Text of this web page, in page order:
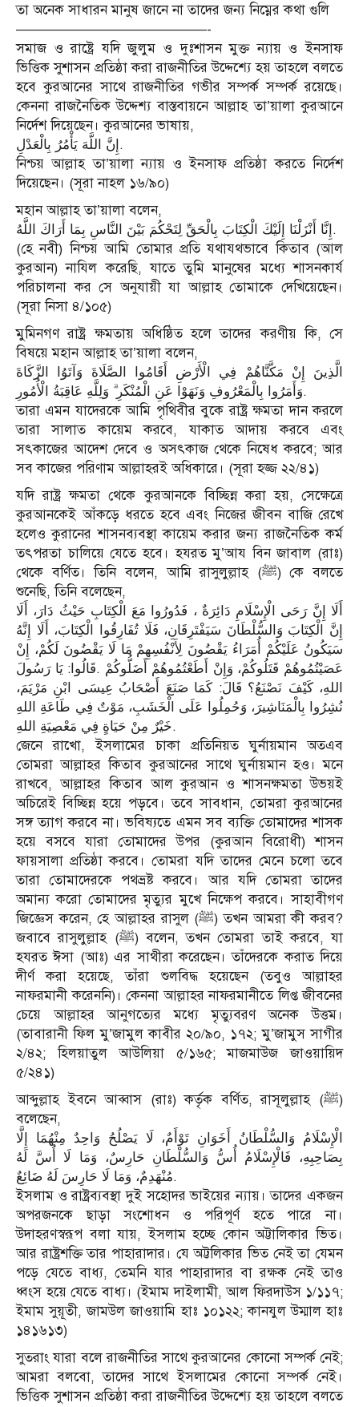
তা অনেক সাধারন মানুষ জানে না তাদের জন্য নিম্নের কথা গুলি
——————————————-
সমাজ ও রাষ্ট্রে যদি জুলুম ও দুঃশাসন মুক্ত ন্যায় ও ইনসাফ
ভিত্তিক সুশাসন প্রতিষ্ঠা করা রাজনীতির উদ্দেশ্যে হয় তাহলে বলতে
হবে কুরআনের সাথে রাজনীতির গভীর সম্পর্ক সম্পর্ক রয়েছে।
কেননা রাজনৈতিক উদ্দেশ্য বাস্তবায়নে আল্লাহ তা’য়ালা কুরআনে
নির্দেশ দিয়েছেন। কুরআনের ভাষায়,
إِنَّ اللَّهَ يَأْمُرُ بِالْعَدْلِ.
নিশ্চয় আল্লাহ তা’য়ালা ন্যায় ও ইনসাফ প্রতিষ্ঠা করতে নির্দেশ
দিয়েছেন। (সূরা নাহল ১৬/৯০)
মহান আল্লাহ তা’য়ালা বলেন,
إِنَّا أَنْزَلْنَا إِلَيْكَ الْكِتَابَ بِالْحَقِّ لِتَحْكُمَ بَيْنَ النَّاسِ بِمَا أَرَاكَ اللَّهُ.
(হে নবী) নিশ্চয় আমি তোমার প্রতি যথাযথভাবে কিতাব (আল
কুরআন) নাযিল করেছি, যাতে তুমি মানুষের মধ্যে শাসনকার্য
পরিচালনা কর সে অনুযায়ী যা আল্লাহ তোমাকে দেখিয়েছেন।
(সূরা নিসা ৪/১০৫)
মুমিনগণ রাষ্ট্র ক্ষমতায় অধিষ্ঠিত হলে তাদের করণীয় কি, সে
বিষয়ে মহান আল্লাহ তা’য়ালা বলেন,
الَّذِينَ إِنْ مَكَّنَّاهُمْ فِي الْأَرْضِ أَقَامُوا الصَّلَاةَ وَآتَوُا الزَّكَاةَ
وَأَمَرُوا بِالْمَعْرُوفِ وَنَهَوْا عَنِ الْمُنْكَرِ ۗ وَلِلَّهِ عَاقِبَةُ الْأُمُورِ.
তারা এমন যাদেরকে আমি পৃথিবীর বুকে রাষ্ট্র ক্ষমতা দান করলে
তারা সালাত কায়েম করবে, যাকাত আদায় করবে এবং
সৎকাজের আদেশ দেবে ও অসৎকাজ থেকে নিষেধ করবে; আর
সব কাজের পরিণাম আল্লাহরই অধিকারে। (সূরা হজ্জ ২২/৪১)
যদি রাষ্ট্র ক্ষমতা থেকে কুরআনকে বিচ্ছিন্ন করা হয়, সেক্ষেত্রে
কুরআনকেই আঁকড়ে ধরতে হবে এবং নিজের জীবন বাজি রেখে
হলেও কুরানের শাসনব্যবস্থা কায়েম করার জন্য রাজনৈতিক কর্ম
তৎপরতা চালিয়ে যেতে হবে। হযরত মু’আয বিন জাবাল (রাঃ)
থেকে বর্ণিত। তিনি বলেন, আমি রাসুলুল্লাহ (ﷺ) কে বলতে
শুনেছি, তিনি বলেছেন,
أَلَا إِنَّ رَحَى الْإِسْلَامِ دَائِرَةٌ ، فَدُورُوا مَعَ الْكِتَابِ حَيْثُ دَارَ، أَلَا
إِنَّ الْكِتَابَ وَالسُّلْطَانَ سَيَفْتَرِقَانِ، فَلَا تُفَارِقُوا الْكِتَابَ، أَلَا إِنَّهُ
سَيَكُونُ عَلَيْكُمْ أُمَرَاءُ يَقْضُونَ لِأَنْفُسِهِمْ مَا لَا يَقْضُونَ لَكُمْ، إِنْ
عَصَيْتُمُوهُمْ قَتَلُوكُمْ، وَإِنْ أَطَعْتُمُوهُمْ أَضَلُّوكُمْ .قَالُوا: يَا رَسُولَ
اللهِ، كَيْفَ نَصْنَعُ؟ قَالَ: كَمَا صَنَعَ أَصْحَابُ عِيسَى ابْنِ مَرْيَمَ،
نُشِرُوا بِالْمَنَاشِيرَ، وَحُمِلُوا عَلَى الْخَشَبِ، مَوْتٌ فِي طَاعَةِ اللهِ
خَيْرٌ مِنْ حَيَاةٍ فِي مَعْصِيَةِ اللهِ.
জেনে রাখো, ইসলামের চাকা প্রতিনিয়ত ঘুর্নায়মান অতএব
তোমরা আল্লাহর কিতাব কুরআনের সাথে ঘুর্নায়মান হও। মনে
রাখবে, আল্লাহর কিতাব আল কুরআন ও শাসনক্ষমতা উভয়ই
অচিরেই বিচ্ছিন্ন হয়ে পড়বে। তবে সাবধান, তোমরা কুরআনের
সঙ্গ ত্যাগ করবে না। ভবিষ্যতে এমন সব ব্যক্তি তোমাদের শাসক
হয়ে বসবে যারা তোমাদের উপর (কুরআন বিরোধী) শাসন
ফায়সালা প্রতিষ্ঠা করবে। তোমরা যদি তাদের মেনে চলো তবে
তারা তোমাদেরকে পথভ্রষ্ট করবে। আর যদি তোমরা তাদের
অমান্য করো তোমাদের মৃত্যুর মুখে নিক্ষেপ করবে। সাহাবীগণ
জিজ্ঞেস করেন, হে আল্লাহর রাসুল (ﷺ) তখন আমরা কী করব?
জবাবে রাসুলুল্লাহ (ﷺ) বলেন, তখন তোমরা তাই করবে, যা
হযরত ঈসা (আঃ) এর সাথীরা করেছেন। তাঁদেরকে করাত দিয়ে
দীর্ণ করা হয়েছে, তাঁরা শুলবিদ্ধ হয়েছেন (তবুও আল্লাহর
নাফরমানী করেননি)। কেননা আল্লাহর নাফরমানীতে লিপ্ত জীবনের
চেয়ে আল্লাহর আনুগত্যের মধ্যে মৃত্যুবরণ অনেক উত্তম।
(তাবারানী ফিল মু’জামুল কাবীর ২০/৯০, ১৭২; মু’জামুস সাগীর
২/৪২; হিলয়াতুল আউলিয়া ৫/১৬৫; মাজমাউজ জাওয়ায়িদ
৫/২৪১)
আব্দুল্লাহ ইবনে আব্বাস (রাঃ) কর্তৃক বর্ণিত, রাসূলুল্লাহ (ﷺ)
বলেছেন,
الْإِسْلَامُ وَالسُّلْطَانُ أَخَوَانِ تَوْأَمٌ، لَا يَصْلُحُ وَاحِدٌ مِنْهُمَا إِلَّا
بِصَاحِبِهِ، فَالْإِسْلَامُ أُسُّ وَالسُّلْطَانِ حَارِسٌ، وَمَا لَا أُسَّ لَهُ
مُنْهَدِمٌ، وَمَا لَا حَارِسَ لَهُ ضَائِعٌ.
ইসলাম ও রাষ্ট্রব্যবস্থা দুই সহোদর ভাইয়ের ন্যায়। তাদের একজন
অপরজনকে ছাড়া সংশোধন ও পরিপূর্ণ হতে পারে না।
উদাহরণস্বরূপ বলা যায়, ইসলাম হচ্ছে কোন অট্টালিকার ভিত।
আর রাষ্ট্রশক্তি তার পাহারাদার। যে অট্টলিকার ভিত নেই তা যেমন
পড়ে যেতে বাধ্য, তেমনি যার পাহারাদার বা রক্ষক নেই তাও
ধ্বংস হয়ে যেতে বাধ্য। (ইমাম দাইলামী, আল ফিরদাউস ১/১১৭;
ইমাম সুয়ূতী, জামউল জাওয়ামি হাঃ ১০১২২; কানযুল উম্মাল হাঃ
১৪১৬১৩)
সুতরাং যারা বলে রাজনীতির সাথে কুরআনের কোনো সম্পর্ক নেই;
আমরা বলবো, তাদের সাথে ইসলামের কোনো সম্পর্ক নেই।
ভিত্তিক সুশাসন প্রতিষ্ঠা করা রাজনীতির উদ্দেশ্যে হয় তাহলে বলতে